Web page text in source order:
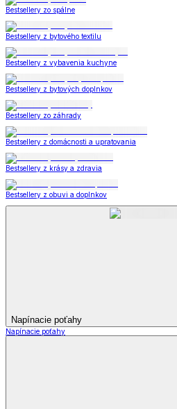
Bestsellery zo spálne
Bestsellery z bytového textilu
Bestsellery z vybavenia kuchyne
Bestsellery z bytových doplnkov
Bestsellery zo záhrady
Bestsellery z domácnosti a upratovania
Bestsellery z krásy a zdravia
Bestsellery z obuvi a doplnkov
Napínacie poťahy
Napínacie poťahy